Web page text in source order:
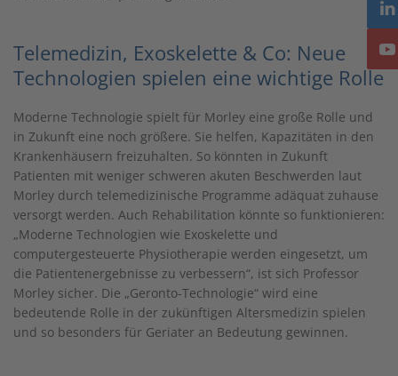
Telemedizin, Exoskelette & Co: Neue
Technologien spielen eine wichtige Rolle
Moderne Technologie spielt für Morley eine große Rolle und
in Zukunft eine noch größere. Sie helfen, Kapazitäten in den
Krankenhäusern freizuhalten. So könnten in Zukunft
Patienten mit weniger schweren akuten Beschwerden laut
Morley durch telemedizinische Programme adäquat zuhause
versorgt werden. Auch Rehabilitation könnte so funktionieren:
„Moderne Technologien wie Exoskelette und
computergesteuerte Physiotherapie werden eingesetzt, um
die Patientenergebnisse zu verbessern“, ist sich Professor
Morley sicher. Die „Geronto-Technologie“ wird eine
bedeutende Rolle in der zukünftigen Altersmedizin spielen
und so besonders für Geriater an Bedeutung gewinnen.